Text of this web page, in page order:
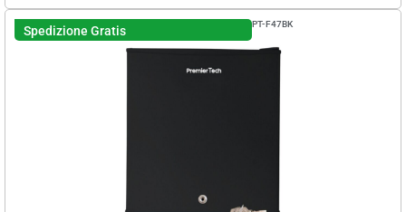
Spedizione Gratis PT-F47BK